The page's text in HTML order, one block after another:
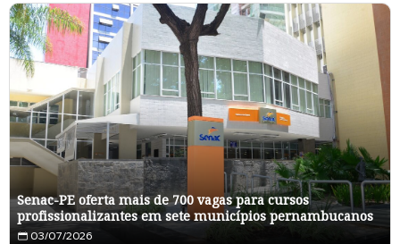
Senac-PE oferta mais de 700 vagas para cursos
profissionalizantes em sete municípios pernambucanos
03/07/2026